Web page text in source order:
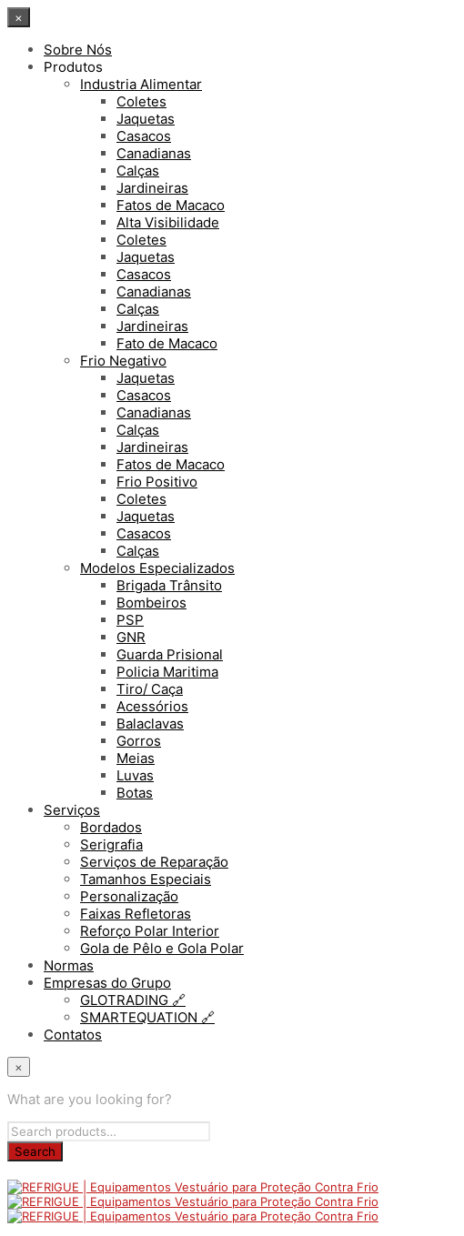
×
Sobre Nós
Produtos
Industria Alimentar
Coletes
Jaquetas
Casacos
Canadianas
Calças
Jardineiras
Fatos de Macaco
Alta Visibilidade
Coletes
Jaquetas
Casacos
Canadianas
Calças
Jardineiras
Fato de Macaco
Frio Negativo
Jaquetas
Casacos
Canadianas
Calças
Jardineiras
Fatos de Macaco
Frio Positivo
Coletes
Jaquetas
Casacos
Calças
Modelos Especializados
Brigada Trânsito
Bombeiros
PSP
GNR
Guarda Prisional
Policia Maritima
Tiro/ Caça
Acessórios
Balaclavas
Gorros
Meias
Luvas
Botas
Serviços
Bordados
Serigrafia
Serviços de Reparação
Tamanhos Especiais
Personalização
Faixas Refletoras
Reforço Polar Interior
Gola de Pêlo e Gola Polar
Normas
Empresas do Grupo
GLOTRADING 🔗
SMARTEQUATION 🔗
Contatos
×
What are you looking for?